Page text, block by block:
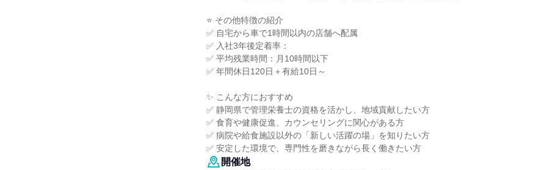
⭐ その他特徴の紹介
✅ 自宅から車で1時間以内の店舗へ配属
✅ 入社3年後定着率：
✅ 平均残業時間：月10時間以下
✅ 年間休日120日＋有給10日～
✨ こんな方におすすめ
✅ 静岡県で管理栄養士の資格を活かし、地域貢献したい方
✅ 食育や健康促進、カウンセリングに関心がある方
✅ 病院や給食施設以外の「新しい活躍の場」を知りたい方
✅ 安定した環境で、専門性を磨きながら長く働きたい方
開催地